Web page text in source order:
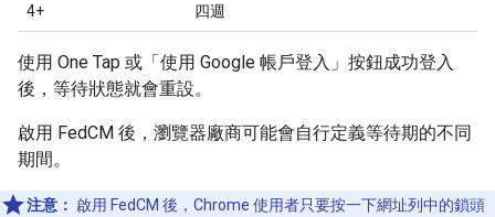
4+ 四週
使用 One Tap 或「使用 Google 帳戶登入」按鈕成功登入
後，等待狀態就會重設。
啟用 FedCM 後，瀏覽器廠商可能會自行定義等待期的不同
期間。
注意： 啟用 FedCM 後，Chrome 使用者只要按一下網址列中的鎖頭